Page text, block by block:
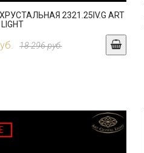
2321.25IV.G ART
18 296 руб.